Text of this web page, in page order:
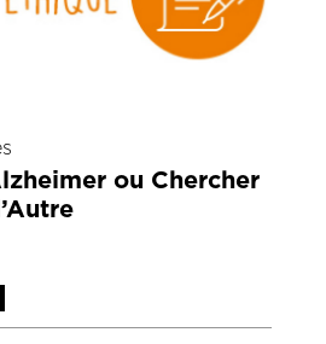
ou Chercher